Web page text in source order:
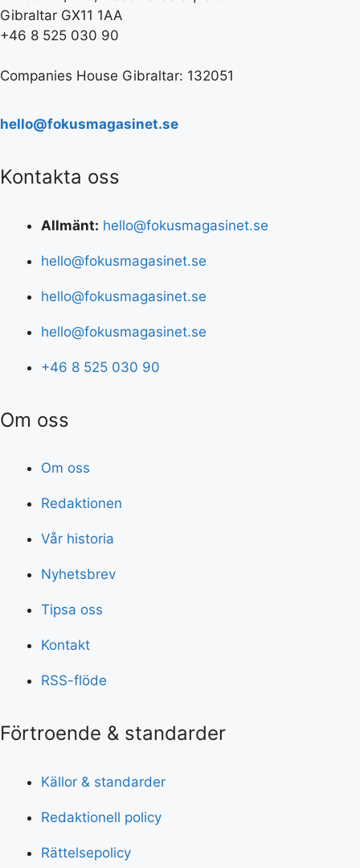
Gibraltar GX11 1AA
+46 8 525 030 90
Companies House Gibraltar: 132051
hello@fokusmagasinet.se
Kontakta oss
Allmänt: hello@fokusmagasinet.se
hello@fokusmagasinet.se
hello@fokusmagasinet.se
hello@fokusmagasinet.se
+46 8 525 030 90
Om oss
Om oss
Redaktionen
Vår historia
Nyhetsbrev
Tipsa oss
Kontakt
RSS-flöde
Förtroende & standarder
Källor & standarder
Redaktionell policy
Rättelsepolicy